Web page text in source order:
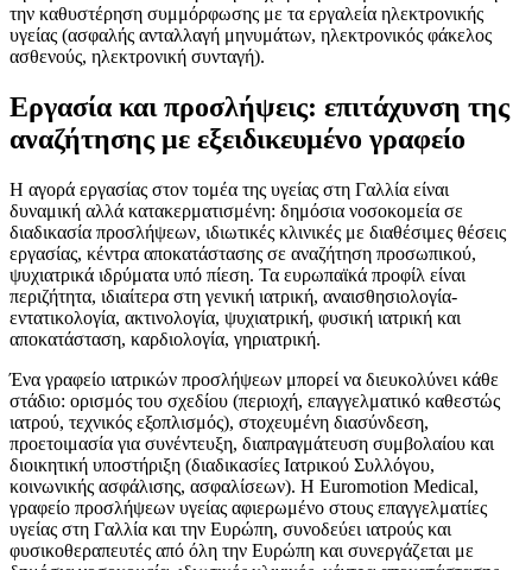
την καθυστέρηση συμμόρφωσης με τα εργαλεία ηλεκτρονικής
υγείας (ασφαλής ανταλλαγή μηνυμάτων, ηλεκτρονικός φάκελος
ασθενούς, ηλεκτρονική συνταγή).
Εργασία και προσλήψεις: επιτάχυνση της
αναζήτησης με εξειδικευμένο γραφείο
Η αγορά εργασίας στον τομέα της υγείας στη Γαλλία είναι
δυναμική αλλά κατακερματισμένη: δημόσια νοσοκομεία σε
διαδικασία προσλήψεων, ιδιωτικές κλινικές με διαθέσιμες θέσεις
εργασίας, κέντρα αποκατάστασης σε αναζήτηση προσωπικού,
ψυχιατρικά ιδρύματα υπό πίεση. Τα ευρωπαϊκά προφίλ είναι
περιζήτητα, ιδιαίτερα στη γενική ιατρική, αναισθησιολογία-
εντατικολογία, ακτινολογία, ψυχιατρική, φυσική ιατρική και
αποκατάσταση, καρδιολογία, γηριατρική.
Ένα γραφείο ιατρικών προσλήψεων μπορεί να διευκολύνει κάθε
στάδιο: ορισμός του σχεδίου (περιοχή, επαγγελματικό καθεστώς
ιατρού, τεχνικός εξοπλισμός), στοχευμένη διασύνδεση,
προετοιμασία για συνέντευξη, διαπραγμάτευση συμβολαίου και
διοικητική υποστήριξη (διαδικασίες Ιατρικού Συλλόγου,
κοινωνικής ασφάλισης, ασφαλίσεων). Η Euromotion Medical,
γραφείο προσλήψεων υγείας αφιερωμένο στους επαγγελματίες
υγείας στη Γαλλία και την Ευρώπη, συνοδεύει ιατρούς και
φυσικοθεραπευτές από όλη την Ευρώπη και συνεργάζεται με